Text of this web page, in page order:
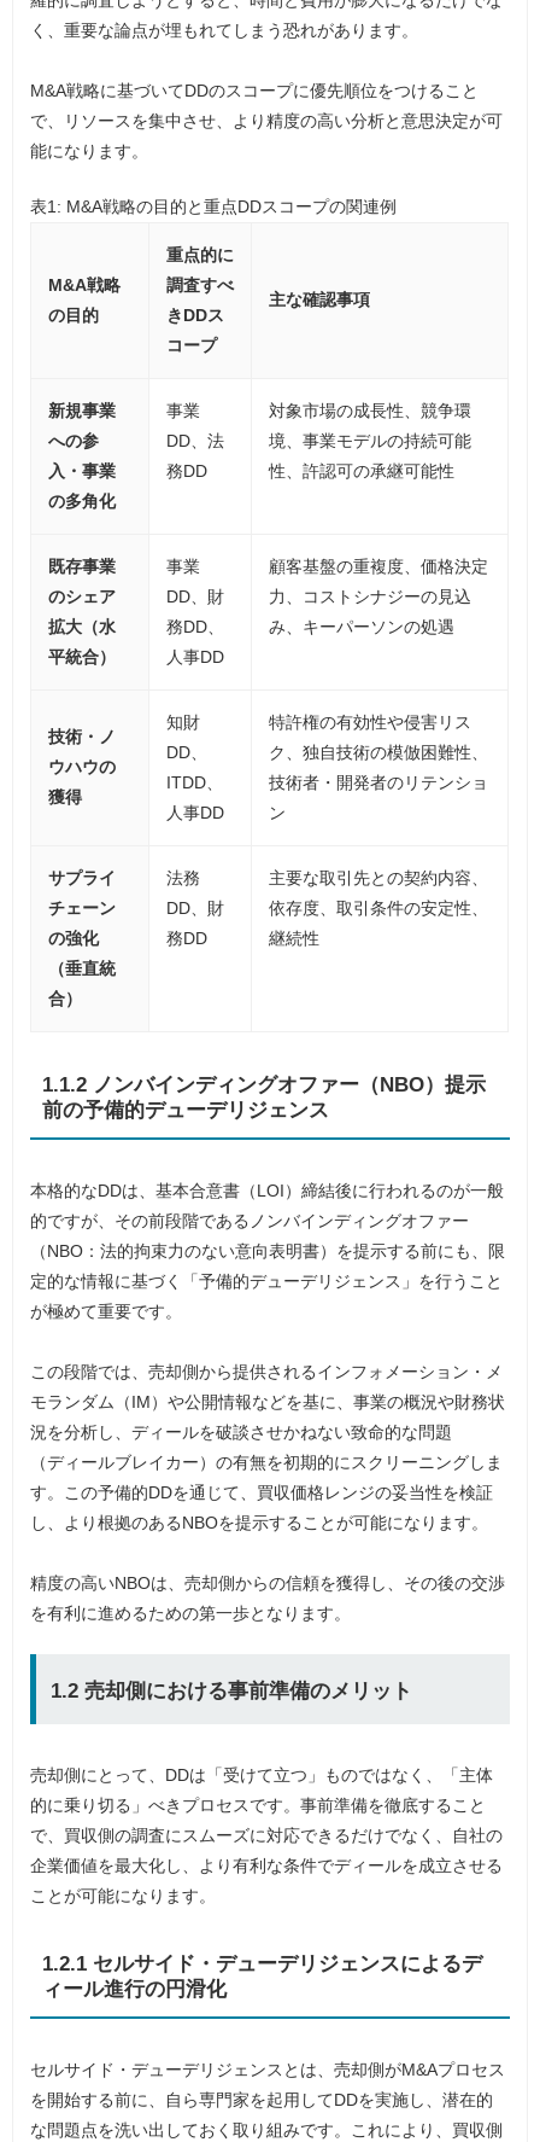
く、重要な論点が埋もれてしまう恐れがあります。
M&A戦略に基づいてDDのスコープに優先順位をつけること
で、リソースを集中させ、より精度の高い分析と意思決定が可
能になります。
表1: M&A戦略の目的と重点DDスコープの関連例
M&A戦略
の目的
重点的に
調査すべ
きDDス
コープ
主な確認事項
新規事業
への参
入・事業
の多角化
事業
DD、法
務DD
対象市場の成長性、競争環
境、事業モデルの持続可能
性、許認可の承継可能性
既存事業
のシェア
拡大（水
平統合）
事業
DD、財
務DD、
人事DD
顧客基盤の重複度、価格決定
力、コストシナジーの見込
み、キーパーソンの処遇
技術・ノ
ウハウの
獲得
知財
DD、
ITDD、
人事DD
特許権の有効性や侵害リス
ク、独自技術の模倣困難性、
技術者・開発者のリテンショ
ン
サプライ
チェーン
の強化
（垂直統
合）
法務
DD、財
務DD
主要な取引先との契約内容、
依存度、取引条件の安定性、
継続性
1.1.2 ノンバインディングオファー（NBO）提示
前の予備的デューデリジェンス
本格的なDDは、基本合意書（LOI）締結後に行われるのが一般
的ですが、その前段階であるノンバインディングオファー
（NBO：法的拘束力のない意向表明書）を提示する前にも、限
定的な情報に基づく「予備的デューデリジェンス」を行うこと
が極めて重要です。
この段階では、売却側から提供されるインフォメーション・メ
モランダム（IM）や公開情報などを基に、事業の概況や財務状
況を分析し、ディールを破談させかねない致命的な問題
（ディールブレイカー）の有無を初期的にスクリーニングしま
す。この予備的DDを通じて、買収価格レンジの妥当性を検証
し、より根拠のあるNBOを提示することが可能になります。
精度の高いNBOは、売却側からの信頼を獲得し、その後の交渉
を有利に進めるための第一歩となります。
1.2 売却側における事前準備のメリット
売却側にとって、DDは「受けて立つ」ものではなく、「主体
的に乗り切る」べきプロセスです。事前準備を徹底すること
で、買収側の調査にスムーズに対応できるだけでなく、自社の
企業価値を最大化し、より有利な条件でディールを成立させる
ことが可能になります。
1.2.1 セルサイド・デューデリジェンスによるデ
ィール進行の円滑化
セルサイド・デューデリジェンスとは、売却側がM&Aプロセス
を開始する前に、自ら専門家を起用してDDを実施し、潜在的
な問題点を洗い出しておく取り組みです。これにより、買収側